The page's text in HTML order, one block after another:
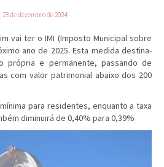
23 de dezembro de 2024
vai ter o IMI (Imposto Municipal sobre
ano de 2025. Esta medida destina-
própria e permanente, passando de
com valor patrimonial abaixo dos 200
para residentes, enquanto a taxa
diminuirá de 0,40% para 0,39%